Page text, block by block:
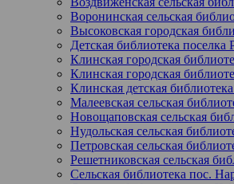
Воронинская сельская
Высоковская городская
Детская библиотека поселка
Клинская городская
Клинская городская
Клинская детская
Малеевская сельская
Новощаповская сельская
Нудольская сельская
Петровская сельская
Решетниковская сельская
Сельская библиотека пос.